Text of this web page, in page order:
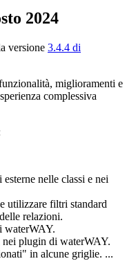
2024
versione 3.4.4 di
miglioramenti e
complessiva
nelle classi e nei
utilizzare filtri standard
relazioni.
waterWAY.
plugin di waterWAY.
in alcune griglie. ...